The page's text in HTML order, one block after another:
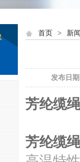
首页 > 新
发布日
芳纶缆绳
芳纶缆绳